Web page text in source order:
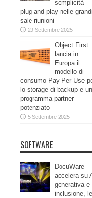
semplicità
plug-and-play nelle grandi
sale riunioni
29 Settembre 2025
Object First
lancia in
Europa il
modello di
consumo Pay-Per-Use
lo storage di backup e un
programma partner
potenziato
5 Settembre 2025
SOFTWARE
DocuWare
accelera su
generativa e
inclusione, le